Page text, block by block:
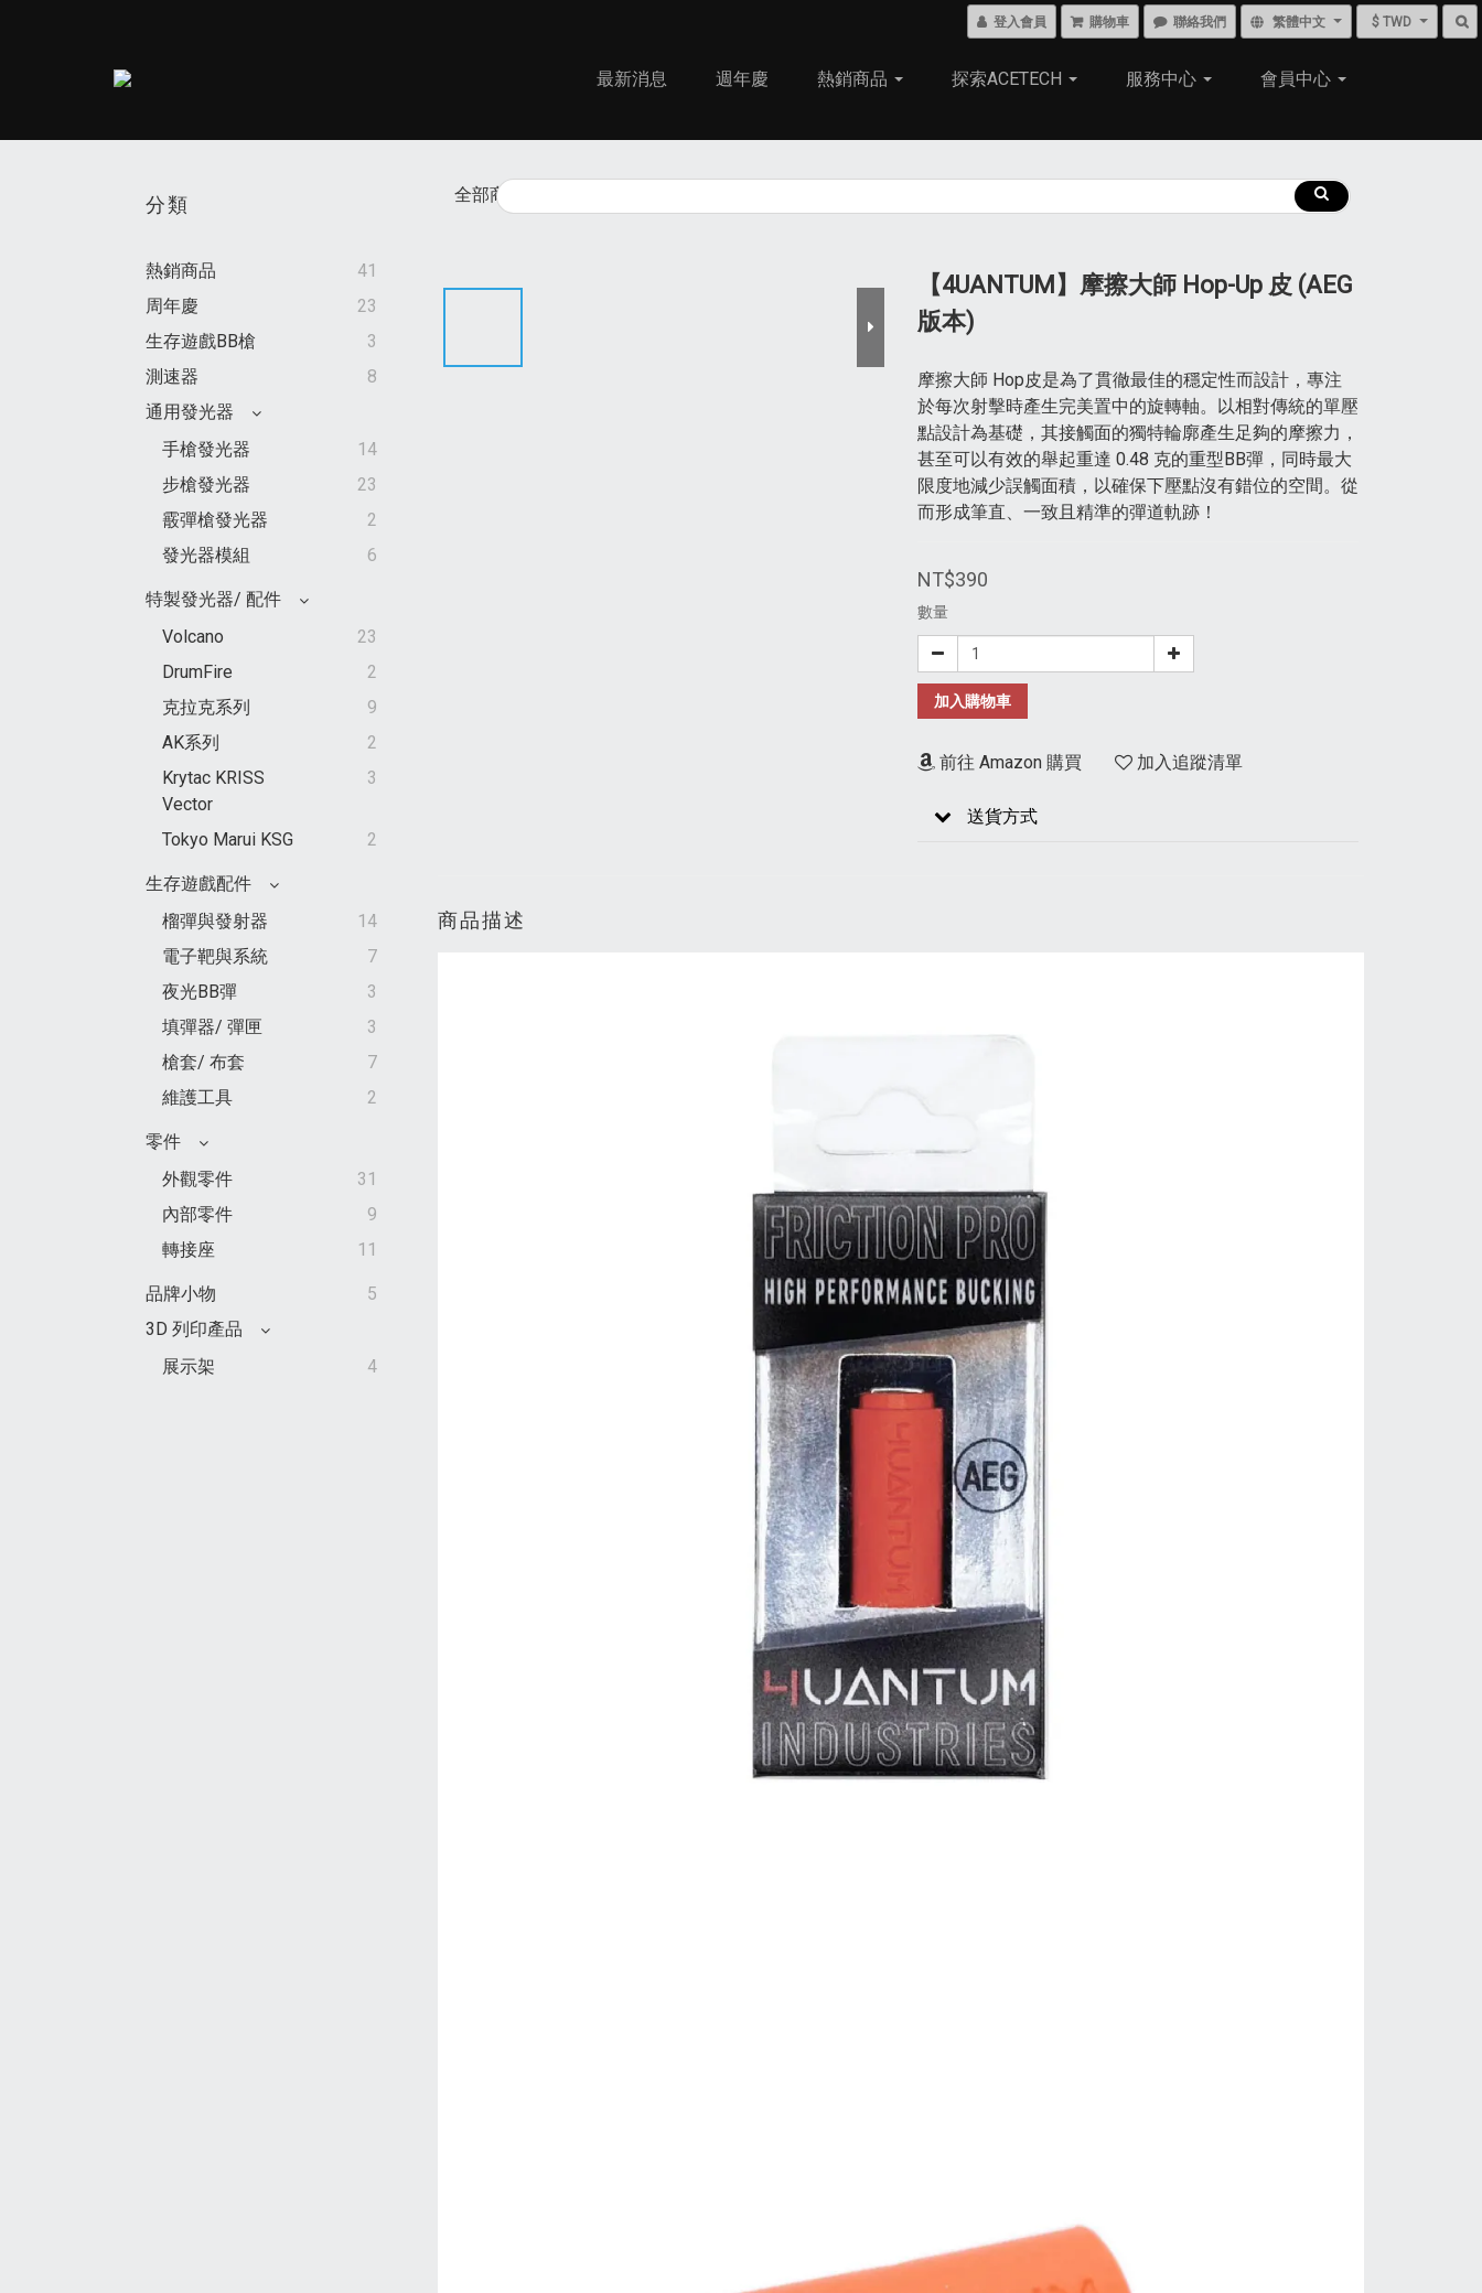
登入會員 購物車 聯絡我們 繁體中文 $ TWD
最新消息 週年慶 熱銷商品 探索ACETECH 服務中心 會員中心
分類
熱銷商品
41
周年慶
23
生存遊戲BB槍
3
測速器
8
通用發光器
手槍發光器
14
步槍發光器
23
霰彈槍發光器
2
發光器模組
6
特製發光器/ 配件
Volcano
23
DrumFire
2
克拉克系列
9
AK系列
2
Krytac KRISS
Vector
3
Tokyo Marui KSG 2
生存遊戲配件
榴彈與發射器
14
電子靶與系統
7
夜光BB彈
3
填彈器/ 彈匣
3
槍套/ 布套
7
維護工具
2
零件
外觀零件
31
內部零件
9
轉接座
11
品牌小物
5
3D 列印產品
展示架
4
全部商品
【4UANTUM】摩擦大師 Hop-Up 皮 (AEG
版本)
摩擦大師 Hop皮是為了貫徹最佳的穩定性而設計，專注
於每次射擊時產生完美置中的旋轉軸。以相對傳統的單壓
點設計為基礎，其接觸面的獨特輪廓產生足夠的摩擦力，
甚至可以有效的舉起重達 0.48 克的重型BB彈，同時最大
限度地減少誤觸面積，以確保下壓點沒有錯位的空間。從
而形成筆直、一致且精準的彈道軌跡！
NT$390
數量
加入購物車
前往 Amazon 購買 加入追蹤清單
送貨方式
商品描述